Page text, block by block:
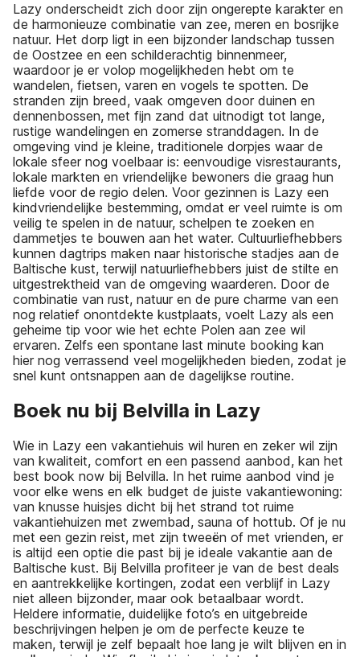
Lazy onderscheidt zich door zijn ongerepte karakter en
de harmonieuze combinatie van zee, meren en bosrijke
natuur. Het dorp ligt in een bijzonder landschap tussen
de Oostzee en een schilderachtig binnenmeer,
waardoor je er volop mogelijkheden hebt om te
wandelen, fietsen, varen en vogels te spotten. De
stranden zijn breed, vaak omgeven door duinen en
dennenbossen, met fijn zand dat uitnodigt tot lange,
rustige wandelingen en zomerse stranddagen. In de
omgeving vind je kleine, traditionele dorpjes waar de
lokale sfeer nog voelbaar is: eenvoudige visrestaurants,
lokale markten en vriendelijke bewoners die graag hun
liefde voor de regio delen. Voor gezinnen is Lazy een
kindvriendelijke bestemming, omdat er veel ruimte is om
veilig te spelen in de natuur, schelpen te zoeken en
dammetjes te bouwen aan het water. Cultuurliefhebbers
kunnen dagtrips maken naar historische stadjes aan de
Baltische kust, terwijl natuurliefhebbers juist de stilte en
uitgestrektheid van de omgeving waarderen. Door de
combinatie van rust, natuur en de pure charme van een
nog relatief onontdekte kustplaats, voelt Lazy als een
geheime tip voor wie het echte Polen aan zee wil
ervaren. Zelfs een spontane last minute booking kan
hier nog verrassend veel mogelijkheden bieden, zodat je
snel kunt ontsnappen aan de dagelijkse routine.
Boek nu bij Belvilla in Lazy
Wie in Lazy een vakantiehuis wil huren en zeker wil zijn
van kwaliteit, comfort en een passend aanbod, kan het
best book now bij Belvilla. In het ruime aanbod vind je
voor elke wens en elk budget de juiste vakantiewoning:
van knusse huisjes dicht bij het strand tot ruime
vakantiehuizen met zwembad, sauna of hottub. Of je nu
met een gezin reist, met zijn tweeën of met vrienden, er
is altijd een optie die past bij je ideale vakantie aan de
Baltische kust. Bij Belvilla profiteer je van de best deals
en aantrekkelijke kortingen, zodat een verblijf in Lazy
niet alleen bijzonder, maar ook betaalbaar wordt.
Heldere informatie, duidelijke foto’s en uitgebreide
beschrijvingen helpen je om de perfecte keuze te
maken, terwijl je zelf bepaalt hoe lang je wilt blijven en in